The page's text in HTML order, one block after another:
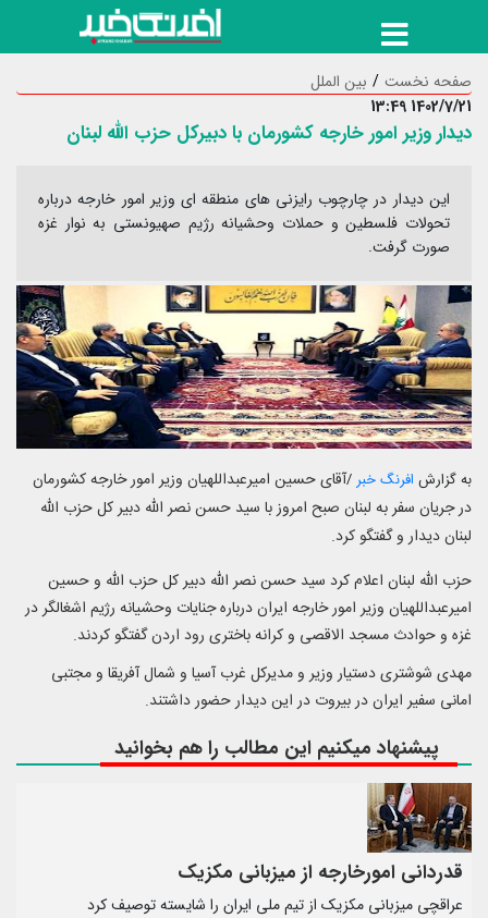
صفحه نخست
بین الملل
1402/7/21 13:49
دیدار وزیر امور خارجه کشورمان با دبیرکل حزب الله لبنان
این دیدار در چارچوب رایزنی های منطقه ای وزیر امور خارجه درباره
تحولات فلسطین و حملات وحشیانه رژیم صهیونستی به نوار غزه
صورت گرفت.
به گزارش افرنگ خبر /آقای حسین امیرعبداللهیان وزیر امور خارجه کشورمان
در جریان سفر به لبنان صبح امروز با سید حسن نصر الله دبیر کل حزب الله
لبنان دیدار و گفتگو کرد.
حزب الله لبنان اعلام کرد سید حسن نصر الله دبیر کل حزب الله و حسین
امیرعبداللهیان وزیر امور خارجه ایران درباره جنایات وحشیانه رژیم اشغالگر در
غزه و حوادث مسجد الاقصی و کرانه باختری رود اردن گفتگو کردند.
مهدی شوشتری دستیار وزیر و مدیرکل غرب آسیا و شمال آفریقا و مجتبی
امانی سفیر ایران در بیروت در این دیدار حضور داشتند.
پیشنهاد میکنیم این مطالب را هم بخوانید
قدردانی امورخارجه از میزبانی مکزیک
عراقچی میزبانی مکزیک از تیم ملی ایران را شایسته توصیف کرد